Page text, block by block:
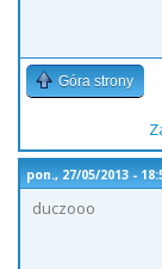
Góra strony
pon., 27/05/2013 -
duczooo